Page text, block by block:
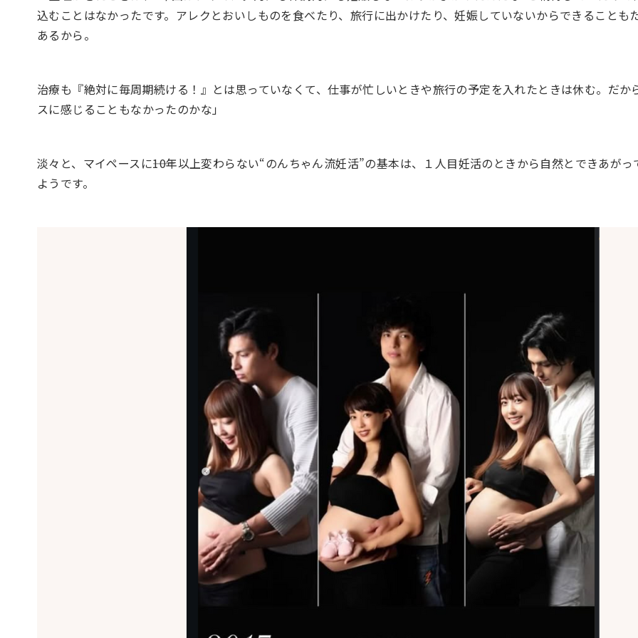
込むことはなかったです。アレクとおいしものを食べたり、旅行に出かけたり、妊娠していないからできることも
あるから。
治療も『絶対に毎周期続ける！』とは思っていなくて、仕事が忙しいときや旅行の予定を入れたときは休む。だか
スに感じることもなかったのかな」
淡々と、マイペースに――10年以上変わらない“のんちゃん流妊活”の基本は、１人目妊活のときから自然とできあがっ
ようです。